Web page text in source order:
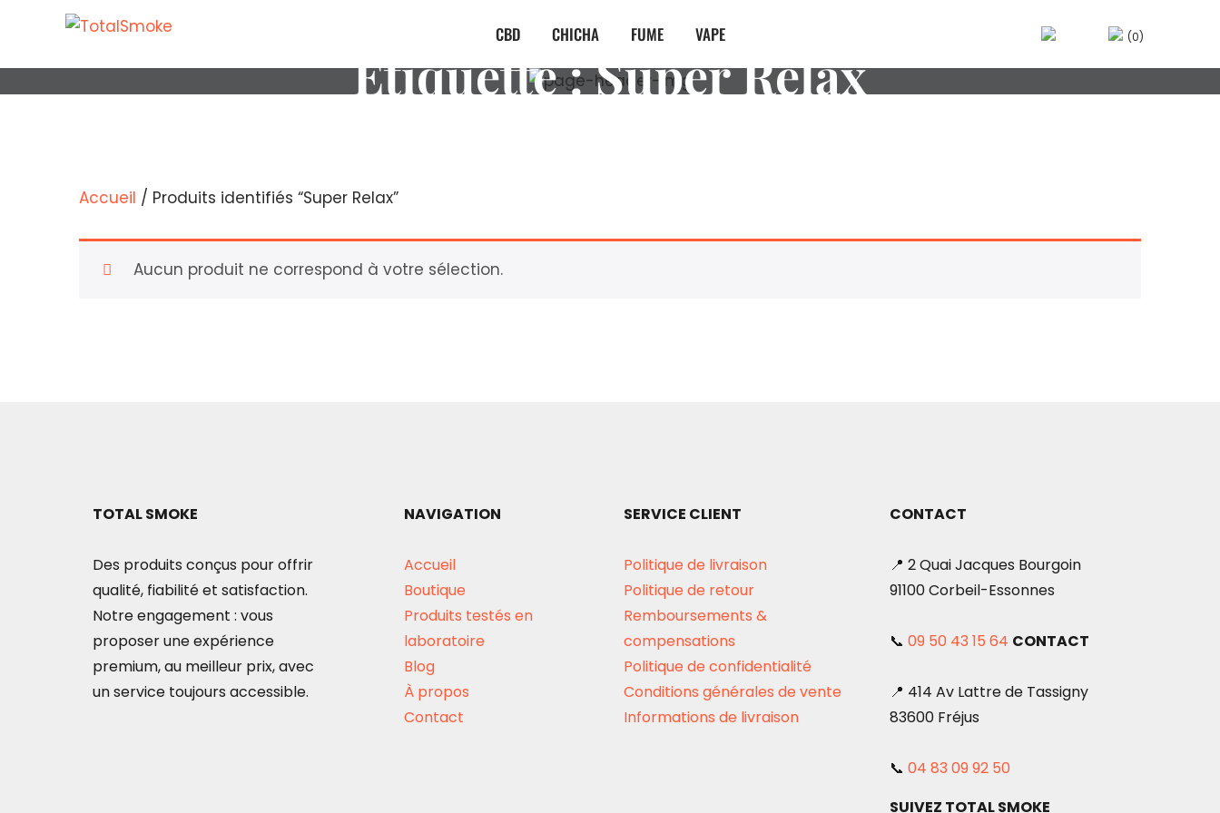
CBD CHICHA FUME VAPE (0)
Étiquette :Super Relax
Accueil / Produits identifiés “Super Relax”
Aucun produit ne correspond à votre sélection.
TOTAL SMOKE
Des produits conçus pour offrir
qualité, fiabilité et satisfaction.
Notre engagement : vous
proposer une expérience
premium, au meilleur prix, avec
un service toujours accessible.
NAVIGATION
Accueil
Boutique
Produits testés en
laboratoire
Blog
À propos
Contact
SERVICE CLIENT
Politique de livraison
Politique de retour
Remboursements &
compensations
Politique de confidentialité
Conditions générales de vente
Informations de livraison
CONTACT
📍 2 Quai Jacques Bourgoin
91100 Corbeil-Essonnes
📞 09 50 43 15 64 CONTACT
📍 414 Av Lattre de Tassigny
83600 Fréjus
📞 04 83 09 92 50
SUIVEZ TOTAL SMOKE